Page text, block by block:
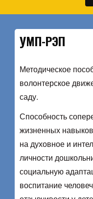
УМП-РЭП
Методическое
волонтерское
саду.
Способность
жизненных
на духовное и
личности
социальную
воспитание